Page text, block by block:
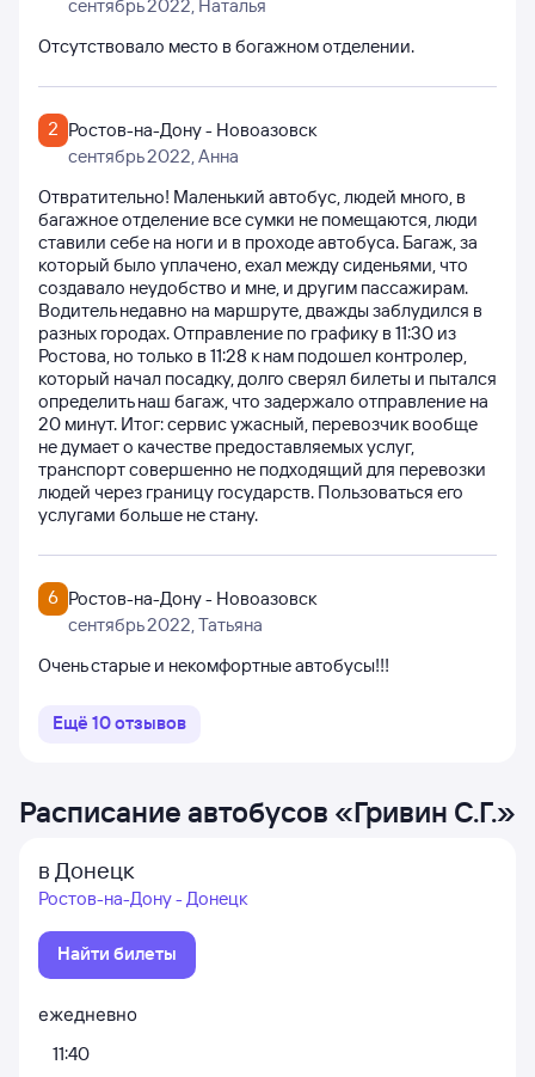
Расписание автобусов «Гривин С.Г.»
в Донецк
Ростов-на-Дону - Донецк
Найти билеты
ежедневно
11:40
сентябрь 2022, Наталья
Отсутствовало место в богажном отделении.
2 Ростов-на-Дону - Новоазовск
сентябрь 2022, Анна
Отвратительно! Маленький автобус, людей много, в
багажное отделение все сумки не помещаются, люди
ставили себе на ноги и в проходе автобуса. Багаж, за
который было уплачено, ехал между сиденьями, что
создавало неудобство и мне, и другим пассажирам.
Водитель недавно на маршруте, дважды заблудился в
разных городах. Отправление по графику в 11:30 из
Ростова, но только в 11:28 к нам подошел контролер,
который начал посадку, долго сверял билеты и пытался
определить наш багаж, что задержало отправление на
20 минут. Итог: сервис ужасный, перевозчик вообще
не думает о качестве предоставляемых услуг,
транспорт совершенно не подходящий для перевозки
людей через границу государств. Пользоваться его
услугами больше не стану.
6 Ростов-на-Дону - Новоазовск
сентябрь 2022, Татьяна
Очень старые и некомфортные автобусы!!!
Ещё 10отзывов